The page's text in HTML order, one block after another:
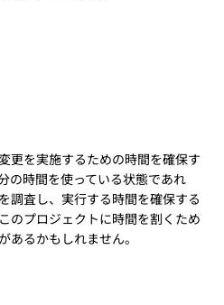
更を実施するための時間を確保す
の時間を使っている状態であれ
調査し、実行する時間を確保する
のプロジェクトに時間を割くため
あるかもしれません。